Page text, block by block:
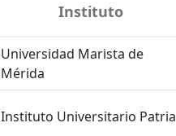
Instituto
Universidad Marista de
Mérida
Instituto Universitario Patria